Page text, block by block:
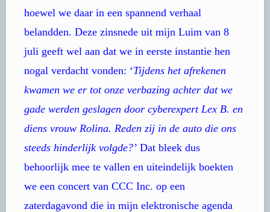
hoewel we daar in een spannend verhaal
belandden. Deze zinsnede uit mijn Luim van 8
juli geeft wel aan dat we in eerste instantie hen
nogal verdacht vonden: ‘Tijdens het afrekenen
kwamen we er tot onze verbazing achter dat we
gade werden geslagen door cyberexpert Lex B. en
diens vrouw Rolina. Reden zij in de auto die ons
steeds hinderlijk volgde?’ Dat bleek dus
behoorlijk mee te vallen en uiteindelijk boekten
we een concert van CCC Inc. op een
zaterdagavond die in mijn elektronische agenda